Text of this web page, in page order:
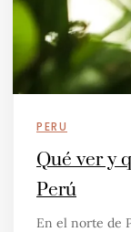
PERU
Qué ver y
Perú
En el norte de